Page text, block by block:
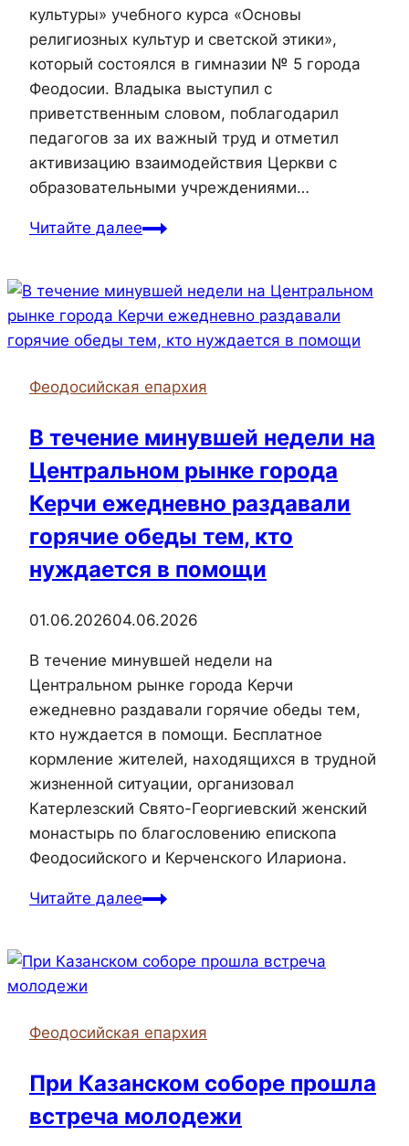
культуры» учебного курса «Основы
религиозных культур и светской этики»,
который состоялся в гимназии № 5 города
Феодосии. Владыка выступил с
приветственным словом, поблагодарил
педагогов за их важный труд и отметил
активизацию взаимодействия Церкви с
образовательными учреждениями…
Читайте далее
Феодосийская епархия
В течение минувшей недели на
Центральном рынке города
Керчи ежедневно раздавали
горячие обеды тем, кто
нуждается в помощи
01.06.202604.06.2026
В течение минувшей недели на
Центральном рынке города Керчи
ежедневно раздавали горячие обеды тем,
кто нуждается в помощи. Бесплатное
кормление жителей, находящихся в трудной
жизненной ситуации, организовал
Катерлезский Свято-Георгиевский женский
монастырь по благословению епископа
Феодосийского и Керченского Илариона.
Читайте далее
Феодосийская епархия
При Казанском соборе прошла
встреча молодежи